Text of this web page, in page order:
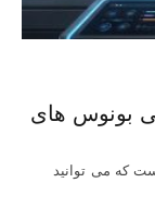
بونوس‌ های
که می توانید